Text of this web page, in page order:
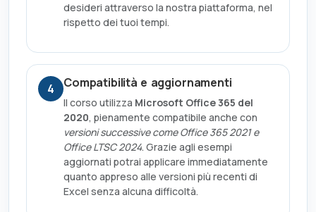
desideri attraverso la nostra piattaforma, nel
rispetto dei tuoi tempi.
4 Compatibilità e aggiornamenti
Il corso utilizza Microsoft Office 365 del
2020, pienamente compatibile anche con
versioni successive come Office 365 2021 e
Office LTSC 2024. Grazie agli esempi
aggiornati potrai applicare immediatamente
quanto appreso alle versioni più recenti di
Excel senza alcuna difficoltà.